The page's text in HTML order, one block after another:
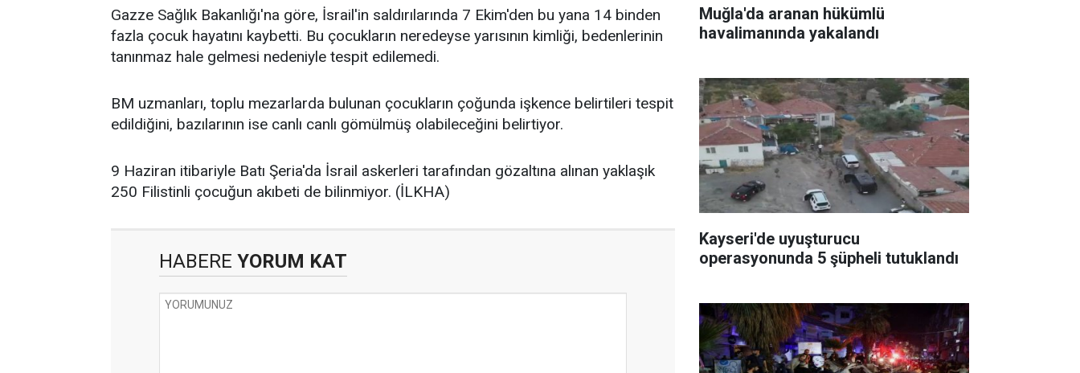
Gazze Sağlık Bakanlığı'na göre, İsrail'in saldırılarında 7 Ekim'den bu yana 14 binden
fazla çocuk hayatını kaybetti. Bu çocukların neredeyse yarısının kimliği, bedenlerinin
tanınmaz hale gelmesi nedeniyle tespit edilemedi.
BM uzmanları, toplu mezarlarda bulunan çocukların çoğunda işkence belirtileri tespit
edildiğini, bazılarının ise canlı canlı gömülmüş olabileceğini belirtiyor.
9 Haziran itibariyle Batı Şeria'da İsrail askerleri tarafından gözaltına alınan yaklaşık
250 Filistinli çocuğun akıbeti de bilinmiyor. (İLKHA)
HABERE YORUM KAT
Muğla'da aranan hükümlü
havalimanında yakalandı
Kayseri'de uyuşturucu
operasyonunda 5 şüpheli tutuklandı